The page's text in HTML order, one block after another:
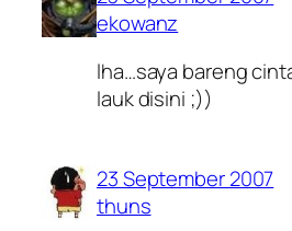
ekowanz
lha…saya bareng
lauk disini ;))
23 September 2007
thuns